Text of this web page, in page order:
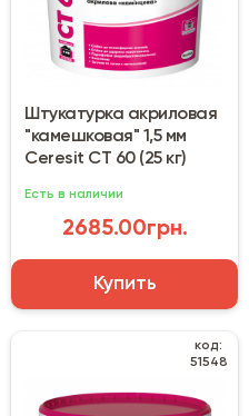
Штукатурка акриловая
"камешковая" 1,5 мм
Ceresit CT 60 (25 кг)
Есть в наличии
2685.00грн.
Купить
код:
51548